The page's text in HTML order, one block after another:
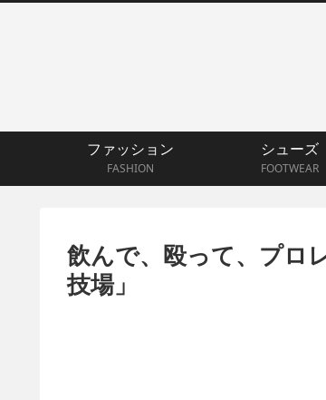
ファッション
FASHION
シューズ
FOOTWEAR
飲んで、殴って、プロ
技場」